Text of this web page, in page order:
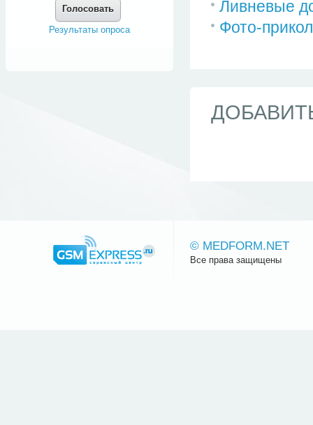
Ливневые
Фото-
Голосовать
Результаты опроса
© MEDFORM.NET
Все права защищены